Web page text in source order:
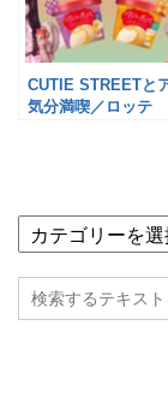
CUTIE STREETと
気分満喫／ロッテ